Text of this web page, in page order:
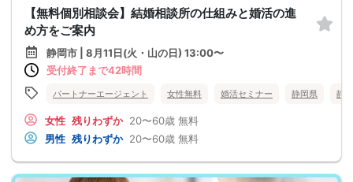
【無料個別相談会】結婚相談所の仕組みと婚活の進
め方をご案内
静岡市 | 8月11日(火・山の日) 13:00〜
受付終了まで42時間
パートナーエージェント 女性無料 婚活セミナー 静岡県 静
女性 残りわずか 20〜60歳 無料
男性 残りわずか 20〜60歳 無料